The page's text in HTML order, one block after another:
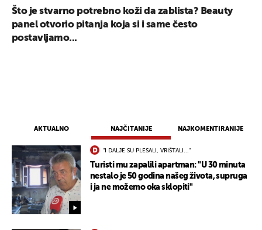
AKTUALNO NAJČITANIJE NAJKOMENTIRANIJE
"I DALJE SU PLESALI, VRIŠTALI..."
Turisti mu zapalili apartman: "U 30 minuta
nestalo je 50 godina našeg života, supruga
i ja ne možemo oka sklopiti"
Što je stvarno potrebno koži da zablista? Beauty
panel otvorio pitanja koja si i same često
postavljamo...